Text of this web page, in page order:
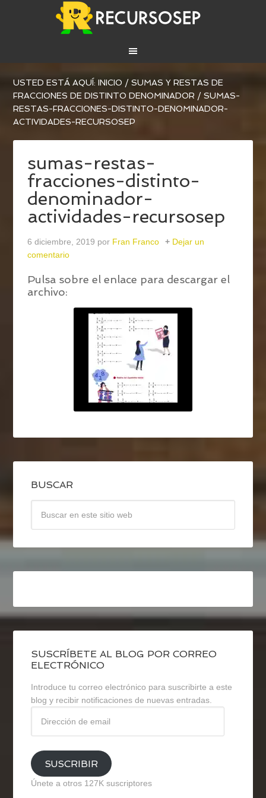
USTED ESTÁ AQUÍ:INICIO / SUMAS Y RESTAS DE
FRACCIONES DE DISTINTO DENOMINADOR / SUMAS-
RESTAS-FRACCIONES-DISTINTO-DENOMINADOR-
ACTIVIDADES-RECURSOSEP
sumas-restas-
fracciones-distinto-
denominador-
actividades-recursosep
6 diciembre, 2019 por Fran Franco
Dejar un
comentario
Pulsa sobre el enlace para descargar el
archivo:
BUSCAR
SUSCRÍBETE AL BLOG POR CORREO
ELECTRÓNICO
Introduce tu correo electrónico para suscribirte a este
blog y recibir notificaciones de nuevas entradas.
email
SUSCRIBIR
Únete a otros 127K suscriptores